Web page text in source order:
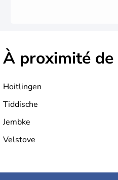
À proximité de
Hoitlingen
Tiddische
Jembke
Velstove